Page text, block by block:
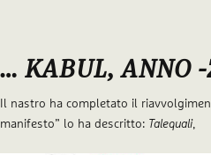
… KABUL, ANNO -
Il nastro ha completato il
manifesto” lo ha descritto: Talequali,